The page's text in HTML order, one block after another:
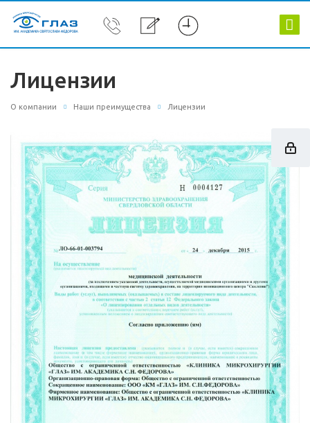
Лицензии
О компании Наши преимущества Лицензии